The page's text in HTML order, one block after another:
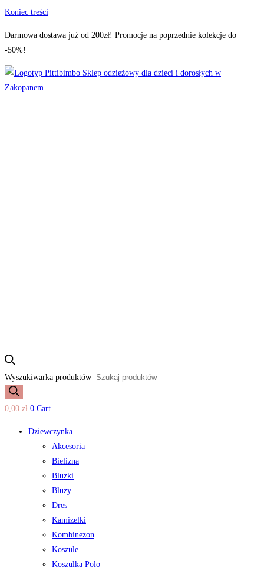
Koniec treści
Darmowa dostawa już od 200zł! Promocje na poprzednie kolekcje do
-50%!
Wyszukiwarka produktów
0,00 zł 0 Cart
Dziewczynka
Akcesoria
Bielizna
Bluzki
Bluzy
Dres
Kamizelki
Kombinezon
Koszule
Koszulka Polo